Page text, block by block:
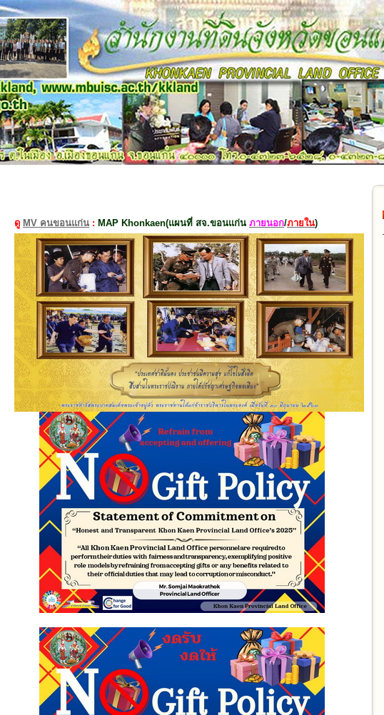
ดู MV คนขอนแก่น : MAP Khonkaen(แผนที่ สจ.ขอนแก่น ภายนอก/ภายใน)